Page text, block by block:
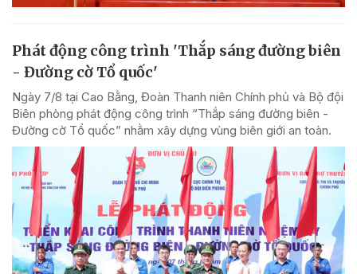
Phát động công trình 'Thắp sáng đường biên
- Đường cờ Tổ quốc'
Ngày 7/8 tại Cao Bằng, Đoàn Thanh niên Chính phủ và Bộ đội
Biên phòng phát động công trình “Thắp sáng đường biên -
Đường cờ Tổ quốc” nhằm xây dựng vùng biên giới an toàn.